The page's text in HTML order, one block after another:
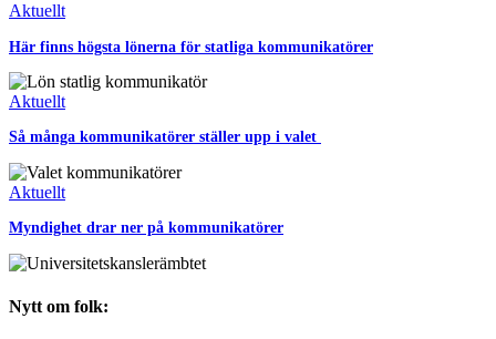
Aktuellt
Här finns högsta lönerna för statliga kommunikatörer
Aktuellt
Så många kommunikatörer ställer upp i valet
Aktuellt
Myndighet drar ner på kommunikatörer
Nytt om folk: